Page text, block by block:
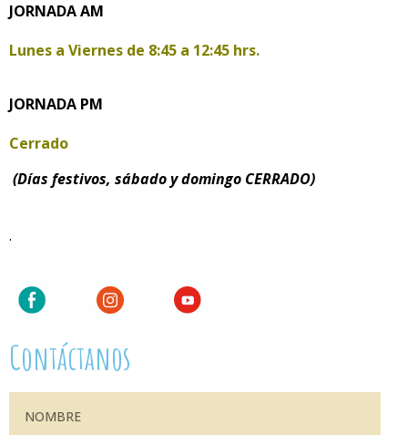
JORNADA AM
Lunes a Viernes de 8:45 a 12:45 hrs.
JORNADA PM
Cerrado
(Días festivos, sábado y domingo CERRADO)
.
Contáctanos